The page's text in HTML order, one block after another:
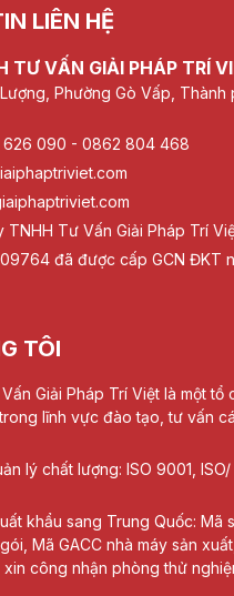
LIÊN HỆ
TƯ VẤN GIẢI PHÁP TRÍ
Phường Gò Vấp, Thành
626 090 - 0862 804 468
TNHH Tư Vấn Giải Pháp Trí
đã được cấp GCN ĐKT
TÔI
Giải Pháp Trí Việt là một tổ
lĩnh vực đào tạo, tư vấn
lý chất lượng: ISO 9001,
khẩu sang Trung Quốc: Mã
Mã GACC nhà máy sản
công nhận phòng thử